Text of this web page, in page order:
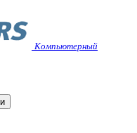
Компьютерный